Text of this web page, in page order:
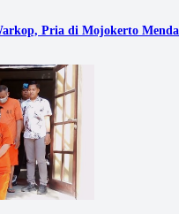
Pria di Mojokerto